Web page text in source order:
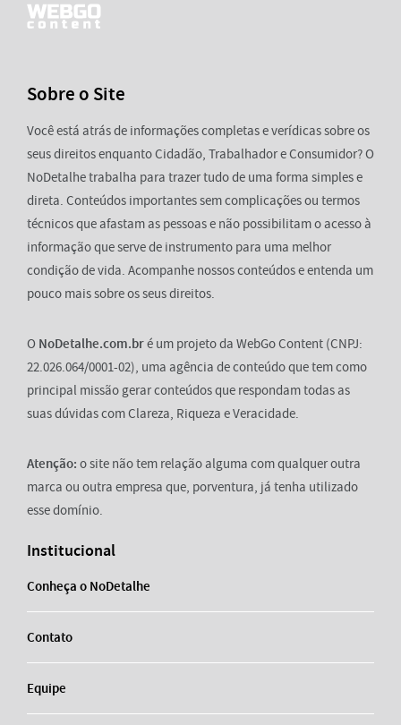
Sobre o Site
Você está atrás de informações completas e verídicas sobre os
seus direitos enquanto Cidadão, Trabalhador e Consumidor? O
NoDetalhe trabalha para trazer tudo de uma forma simples e
direta. Conteúdos importantes sem complicações ou termos
técnicos que afastam as pessoas e não possibilitam o acesso à
informação que serve de instrumento para uma melhor
condição de vida. Acompanhe nossos conteúdos e entenda um
pouco mais sobre os seus direitos.
O NoDetalhe.com.bré um projeto da WebGo Content (CNPJ:
22.026.064/0001-02), uma agência de conteúdo que tem como
principal missão gerar conteúdos que respondam todas as
suas dúvidas com Clareza, Riqueza e Veracidade.
Atenção: o site não tem relação alguma com qualquer outra
marca ou outra empresa que, porventura, já tenha utilizado
esse domínio.
Institucional
Conheça o NoDetalhe
Contato
Equipe